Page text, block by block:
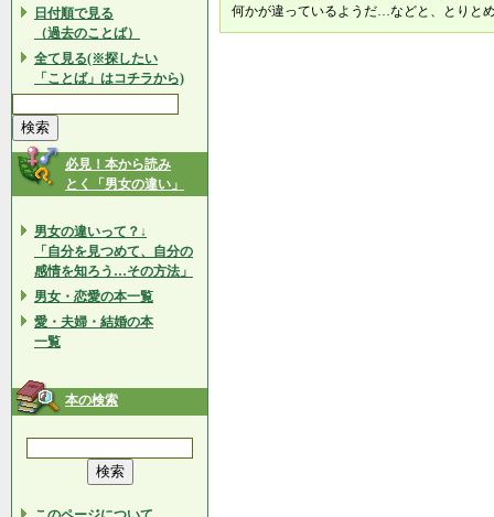
日付順で見る
（過去のことば）
全て見る(※探したい
「ことば」はコチラから)
必見！本から読み
とく「男女の違い」
男女の違いって？↓
「自分を見つめて、自分の
感情を知ろう…その方法」
男女・恋愛の本一覧
愛・夫婦・結婚の本
一覧
本の検索
何かが違っているようだ…などと、とりと